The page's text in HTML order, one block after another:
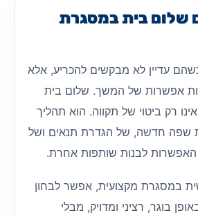
שלום בית במסגרת
עדיין לא מבקשים להכריע, אלא
אפשרות של המשך. שלום בית
רק ביטוי של תקווה. הוא תהליך
שפה חדשה, של הגדרת תנאים ושל
לבנות שותפות אחרת.
במסגרת מקצועית, אפשר לבחון
בוגר, רציני ומדויק, מבלי